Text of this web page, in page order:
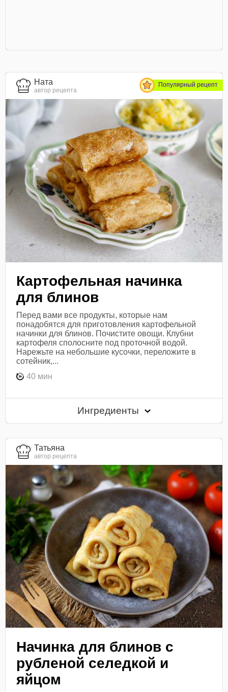
Ната
автор рецепта
Популярный рецепт
Картофельная начинка
для блинов
Перед вами все продукты, которые нам
понадобятся для приготовления картофельной
начинки для блинов. Почистите овощи. Клубни
картофеля сполосните под проточной водой.
Нарежьте на небольшие кусочки, переложите в
сотейник,...
40 мин
Ингредиенты
Татьяна
автор рецепта
Начинка для блинов с
рубленой селедкой и
яйцом